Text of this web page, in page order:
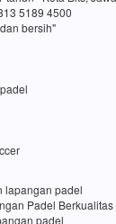
5189 4500
bersih"
lapangan padel
Padel
padel